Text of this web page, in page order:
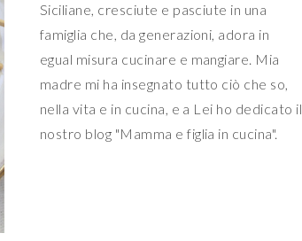
Siciliane, cresciute e pasciute in una
famiglia che, da generazioni, adora in
egual misura cucinare e mangiare. Mia
madre mi ha insegnato tutto ciò che so,
nella vita e in cucina, e a Lei ho dedicato il
nostro blog "Mamma e figlia in cucina".